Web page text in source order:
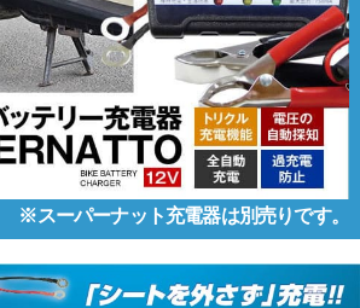
※スーパーナット充電器は別売りです。